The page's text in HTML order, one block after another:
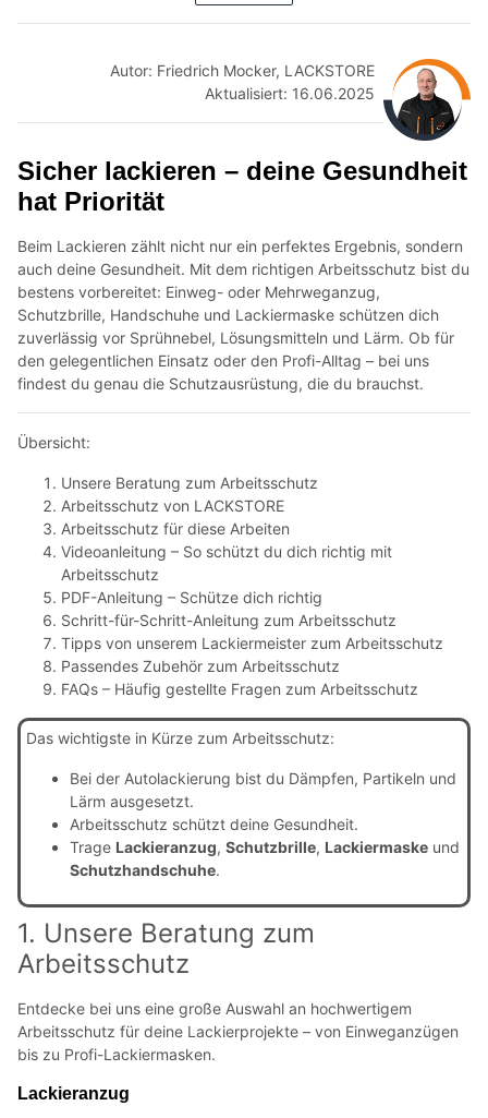
Autor: Friedrich Mocker, LACKSTORE
Aktualisiert: 16.06.2025
Sicher lackieren – deine Gesundheit
hat Priorität
Beim Lackieren zählt nicht nur ein perfektes Ergebnis, sondern
auch deine Gesundheit. Mit dem richtigen Arbeitsschutz bist du
bestens vorbereitet: Einweg- oder Mehrweganzug,
Schutzbrille, Handschuhe und Lackiermaske schützen dich
zuverlässig vor Sprühnebel, Lösungsmitteln und Lärm. Ob für
den gelegentlichen Einsatz oder den Profi-Alltag – bei uns
findest du genau die Schutzausrüstung, die du brauchst.
Übersicht:
Unsere Beratung zum Arbeitsschutz
Arbeitsschutz von LACKSTORE
Arbeitsschutz für diese Arbeiten
Videoanleitung – So schützt du dich richtig mit
Arbeitsschutz
PDF-Anleitung – Schütze dich richtig
Schritt-für-Schritt-Anleitung zum Arbeitsschutz
Tipps von unserem Lackiermeister zum Arbeitsschutz
Passendes Zubehör zum Arbeitsschutz
FAQs – Häufig gestellte Fragen zum Arbeitsschutz
Das wichtigste in Kürze zum Arbeitsschutz:
Bei der Autolackierung bist du Dämpfen, Partikeln und
Lärm ausgesetzt.
Arbeitsschutz schützt deine Gesundheit.
Trage Lackieranzug, Schutzbrille, Lackiermaske und
Schutzhandschuhe.
1. Unsere Beratung zum
Arbeitsschutz
Entdecke bei uns eine große Auswahl an hochwertigem
Arbeitsschutz für deine Lackierprojekte – von Einweganzügen
bis zu Profi-Lackiermasken.
Lackieranzug